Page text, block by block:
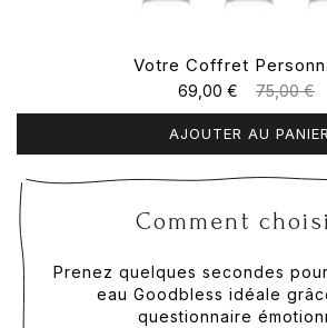
Votre Coffret
69,00 € 75,00 €
AJOUTER AU PANIER
Comment
Prenez quelques secondes
eau Goodbless idéale
questionnaire